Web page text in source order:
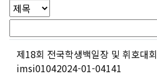
제18회 전국학생백일장 및 휘호대회
imsi01042024-01-04141